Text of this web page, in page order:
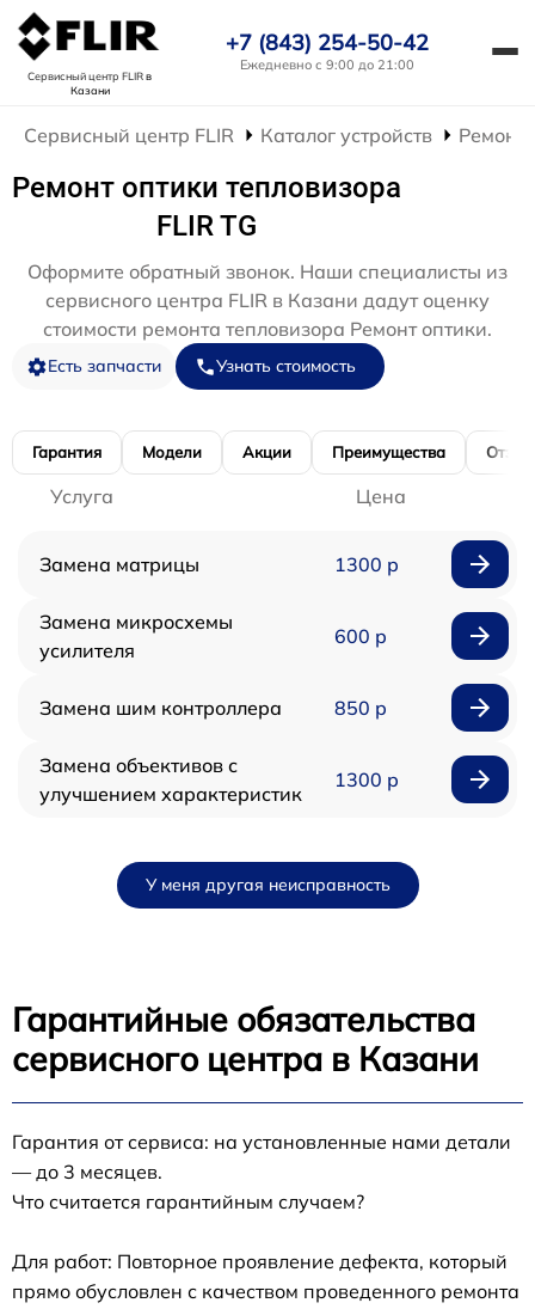
Сервисный центр FLIRв
Казани
+7 (843) 254-50-42
Ежедневно с 9:00 до 21:00
Сервисный центр FLIR Каталог устройств Ремонт
Ремонт оптики тепловизора
FLIR TG
Оформите обратный звонок. Наши специалисты из
сервисного центра FLIR в Казани дадут оценку
стоимости ремонта тепловизора Ремонт оптики.
Есть запчасти Узнать стоимость
Гарантия Модели Акции Преимущества
Услуга Цена
Замена матрицы 1300 р
Замена микросхемы
усилителя
600 р
Замена шим контроллера 850 р
Замена объективов с
улучшением характеристик
1300 р
У меня другая неисправность
Гарантийные обязательства
сервисного центра в Казани
Гарантия от сервиса: на установленные нами детали
— до 3 месяцев.
Что считается гарантийным случаем?
Для работ: Повторное проявление дефекта, который
прямо обусловлен с качеством проведенного ремонта